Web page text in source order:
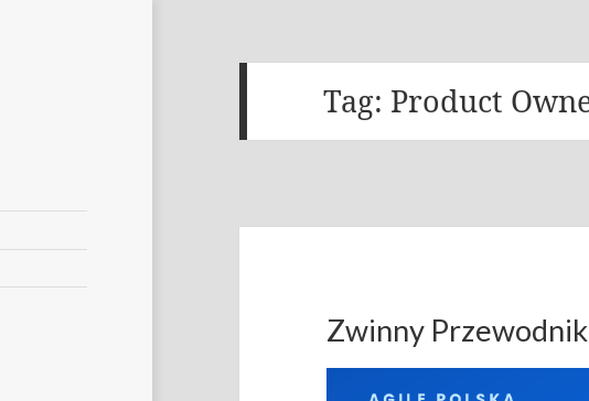
Tag: Product
Zwinny